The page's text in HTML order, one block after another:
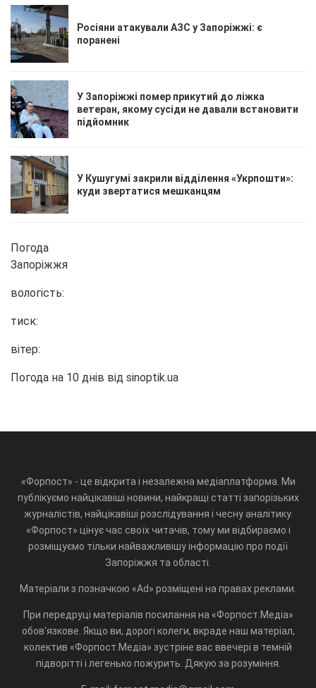
Росіяни атакували АЗС у Запоріжжі: є
поранені
У Запоріжжі помер прикутий до ліжка
ветеран, якому сусіди не давали встановити
підйомник
У Кушугумі закрили відділення «Укрпошти»:
куди звертатися мешканцям
Погода
Запоріжжя
вологість:
тиск:
вітер:
Погода на 10 днів від sinoptik.ua
«Форпост» - це відкрита і незалежна медіаплатформа. Ми
публікуємо найцікавіші новини, найкращі статті запорізьких
журналістів, найцікавіші розслідування і чесну аналітику.
«Форпост» цінує час своїх читачів, тому ми відбираємо і
розміщуємо тільки найважливішу інформацію про події
Запоріжжя та області.
Матеріали з позначкою «Ad» розміщені на правах реклами.
При передруці матеріалів посилання на «Форпост.Медіа»
обов'язкове. Якщо ви, дорогі колеги, вкраде наш матеріал,
колектив «Форпост.Медіа» зустріне вас ввечері в темній
підворітті і легенько пожурить. Дякую за розуміння.